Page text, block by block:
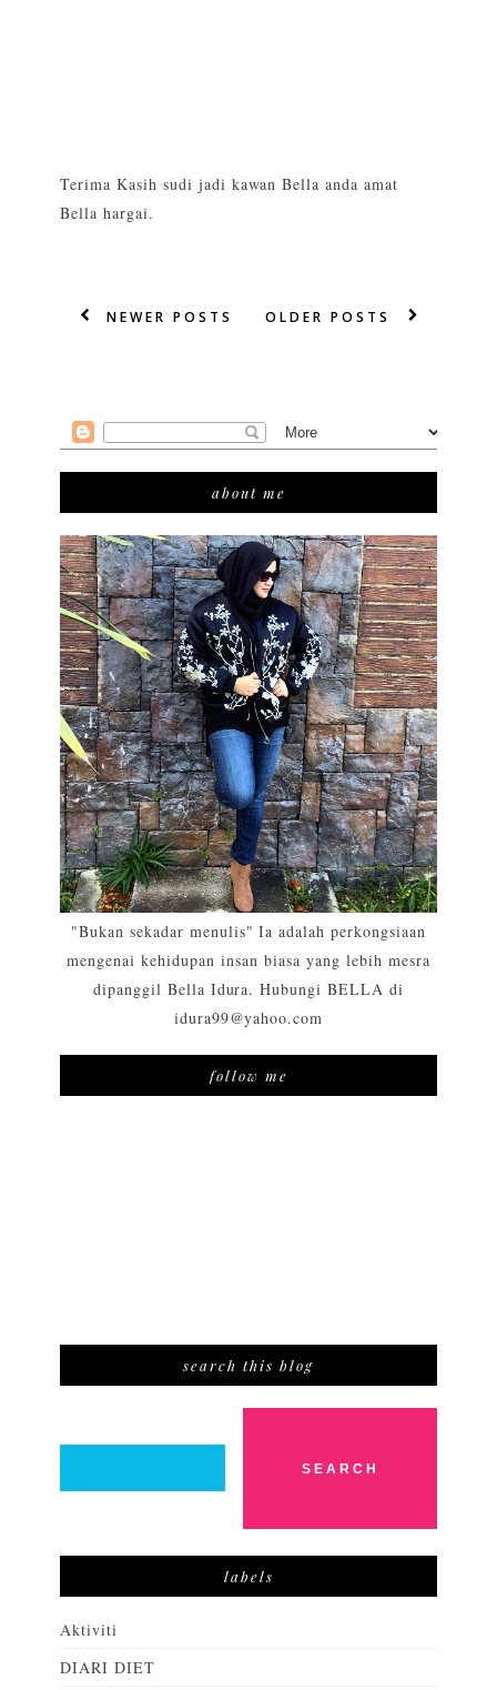
Terima Kasih sudi jadi kawan Bella anda amat
Bella hargai.
NEWER POSTS OLDER POSTS
about me
"Bukan sekadar menulis" Ia adalah perkongsiaan
mengenai kehidupan insan biasa yang lebih mesra
dipanggil Bella Idura. Hubungi BELLA di
idura99@yahoo.com
follow me
search this blog
labels
Aktiviti
DIARI DIET